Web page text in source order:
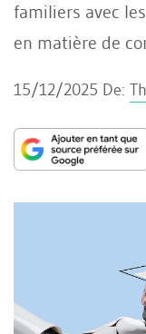
familiers avec
en matière de
15/12/2025 De: